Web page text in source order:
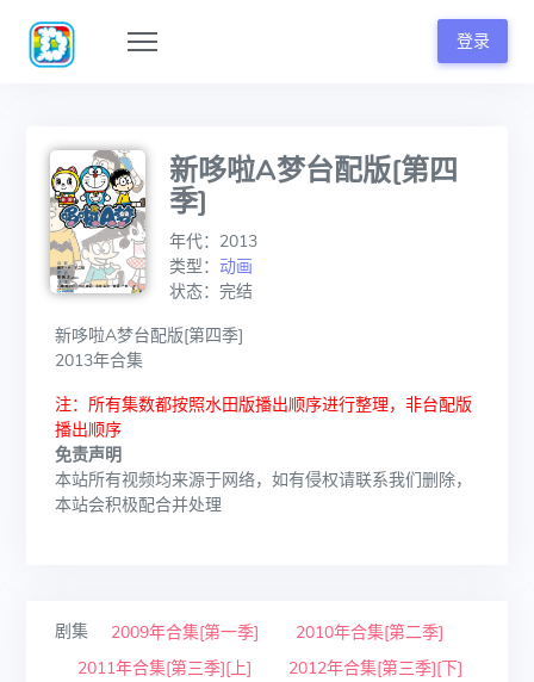
登录
新哆啦A梦台配版[第四
季]
年代：2013
类型： 动画
状态：完结
新哆啦A梦台配版[第四季]
2013年合集
注：所有集数都按照水田版播出顺序进行整理，非台配版
播出顺序
免责声明
本站所有视频均来源于网络，如有侵权请联系我们删除，
本站会积极配合并处理
剧集 2009年合集[第一季]
2010年合集[第二季]
2011年合集[第三季][上]
2012年合集[第三季][下]